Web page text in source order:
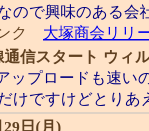
ので興味のある会
ク 大塚商会リリ
通信スタート ウィ
ップロードも速い
けですけどとりあ
29日(月)